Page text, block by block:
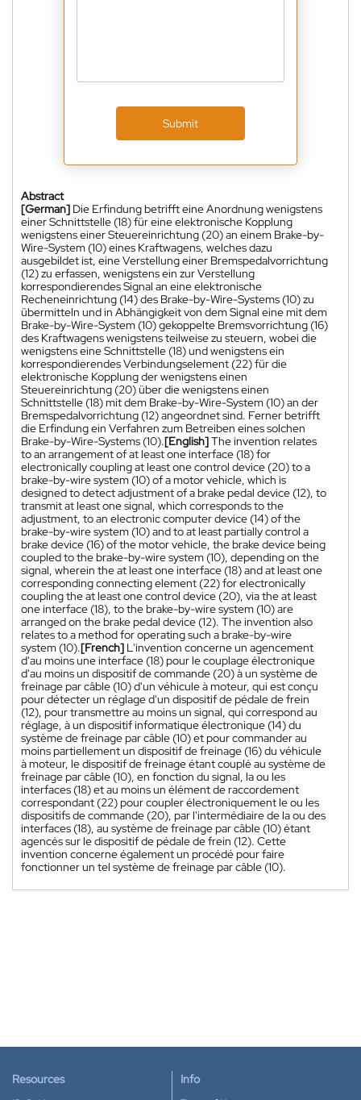
Submit
Abstract
[German] Die Erfindung betrifft eine Anordnung wenigstens
einer Schnittstelle (18) für eine elektronische Kopplung
wenigstens einer Steuereinrichtung (20) an einem Brake-by-
Wire-System (10) eines Kraftwagens, welches dazu
ausgebildet ist, eine Verstellung einer Bremspedalvorrichtung
(12) zu erfassen, wenigstens ein zur Verstellung
korrespondierendes Signal an eine elektronische
Recheneinrichtung (14) des Brake-by-Wire-Systems (10) zu
übermitteln und in Abhängigkeit von dem Signal eine mit dem
Brake-by-Wire-System (10) gekoppelte Bremsvorrichtung (16)
des Kraftwagens wenigstens teilweise zu steuern, wobei die
wenigstens eine Schnittstelle (18) und wenigstens ein
korrespondierendes Verbindungselement (22) für die
elektronische Kopplung der wenigstens einen
Steuereinrichtung (20) über die wenigstens einen
Schnittstelle (18) mit dem Brake-by-Wire-System (10) an der
Bremspedalvorrichtung (12) angeordnet sind. Ferner betrifft
die Erfindung ein Verfahren zum Betreiben eines solchen
Brake-by-Wire-Systems (10).[English]The invention relates
to an arrangement of at least one interface (18) for
electronically coupling at least one control device (20) to a
brake-by-wire system (10) of a motor vehicle, which is
designed to detect adjustment of a brake pedal device (12), to
transmit at least one signal, which corresponds to the
adjustment, to an electronic computer device (14) of the
brake-by-wire system (10) and to at least partially control a
brake device (16) of the motor vehicle, the brake device being
coupled to the brake-by-wire system (10), depending on the
signal, wherein the at least one interface (18) and at least one
corresponding connecting element (22) for electronically
coupling the at least one control device (20), via the at least
one interface (18), to the brake-by-wire system (10) are
arranged on the brake pedal device (12). The invention also
relates to a method for operating such a brake-by-wire
system (10).[French] L'invention concerne un agencement
d'au moins une interface (18) pour le couplage électronique
d'au moins un dispositif de commande (20) à un système de
freinage par câble (10) d'un véhicule à moteur, qui est conçu
pour détecter un réglage d'un dispositif de pédale de frein
(12), pour transmettre au moins un signal, qui correspond au
réglage, à un dispositif informatique électronique (14) du
système de freinage par câble (10) et pour commander au
moins partiellement un dispositif de freinage (16) du véhicule
à moteur, le dispositif de freinage étant couplé au système de
freinage par câble (10), en fonction du signal, la ou les
interfaces (18) et au moins un élément de raccordement
correspondant (22) pour coupler électroniquement le ou les
dispositifs de commande (20), par l'intermédiaire de la ou des
interfaces (18), au système de freinage par câble (10) étant
agencés sur le dispositif de pédale de frein (12). Cette
invention concerne également un procédé pour faire
fonctionner un tel système de freinage par câble (10).
Resources Info